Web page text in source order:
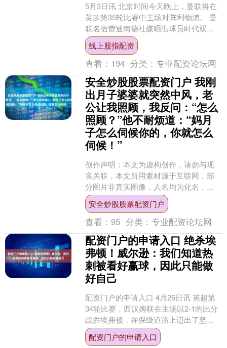
5月3日讯 北京时间今天晚上，曼联将在
英超第35轮比赛中主场对阵利物浦。 曼
联名宿费迪南德社媒晒出球员时代双红
会的照片，费迪南德怒吼庆祝，而卡拉
格神情落寞，费迪....
线上股指配资
查看： 194 分类：专业配资论坛网
安全炒股股票配资门户 我刚
出月子婆婆就突然中风，老
公让我照顾，我反问：“怎么
照顾？”他不耐烦道：“妈月
子怎么伺候你的，你就怎么
伺候！”
创作声明：本文为虚构创作，请勿与现
实关联，本文所用素材源于互联网，部
分图片非真实图像，人名均为化名，仅
用于叙事呈现，请知悉。 “谁家女人月子
不干活？”月子时被婆....
安全炒股股票配资门户
查看：95 分类：专业配资论坛网
配资门户的申请入口 绝杀埃
弗顿！威尔逊：我们知道热
刺被看好赢球，因此只能做
好自己
配资门户的申请入口 4月26日讯 英超第
34轮比赛，西汉姆联在主场以2-1的比分
战胜埃弗顿，在保级道路上迈出了坚实
的一步。本场比赛，卡勒姆·威尔逊为主
队打进制胜....
配资门户的申请入口